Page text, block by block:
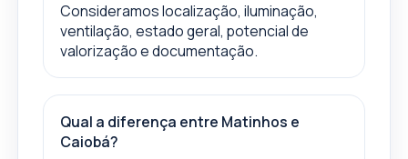
Consideramos localização, iluminação,
ventilação, estado geral, potencial de
valorização e documentação.
Qual a diferença entre Matinhos e
Caiobá?